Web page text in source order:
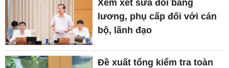
Xem xét sửa đổi bảng
lương, phụ cấp đối với cán
bộ, lãnh đạo
Đề xuất tổng kiểm tra toàn